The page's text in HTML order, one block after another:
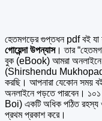
হেতমগড়ের গুপ্তধন pdf বই যা
গোয়েন্দা উপন্যাস। তার
বুক (eBook) আমরা অনলাইনে
(Shirshendu
করছি। আপনারা যেকোন সময়
অনলাইনে পড়তে পারবেন।
Boi) একটি অধিক পঠিত রহস্য ও
প্রথম প্রকাশ করে।